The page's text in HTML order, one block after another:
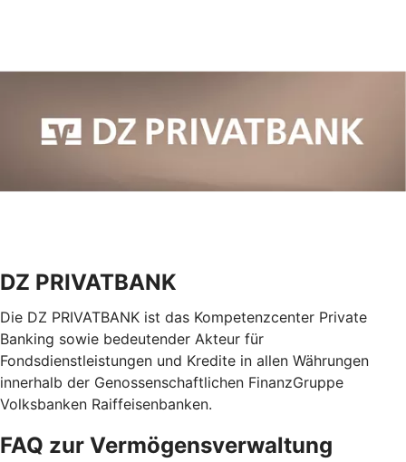
DZ PRIVATBANK
Die DZ PRIVATBANK ist das Kompetenzcenter Private
Banking sowie bedeutender Akteur für
Fondsdienstleistungen und Kredite in allen Währungen
innerhalb der Genossenschaftlichen FinanzGruppe
Volksbanken Raiffeisenbanken.
FAQ zur Vermögensverwaltung